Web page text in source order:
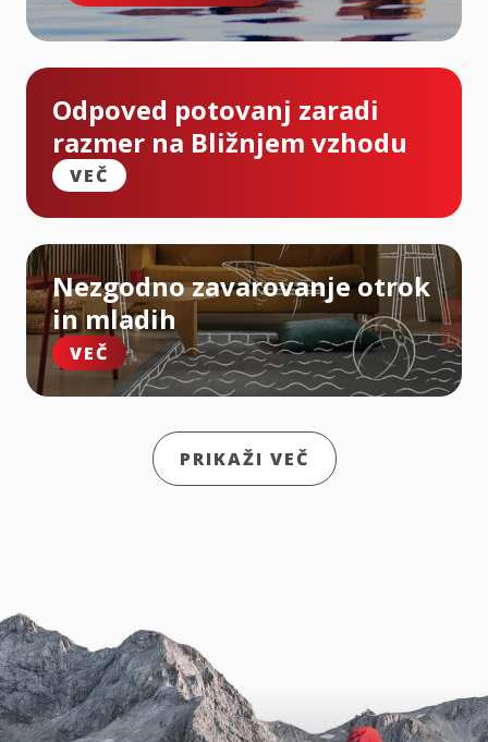
Odpoved potovanj zaradi
razmer na Bližnjem vzhodu
VEČ
Nezgodno zavarovanje otrok
in mladih
VEČ
PRIKAŽI VEČ